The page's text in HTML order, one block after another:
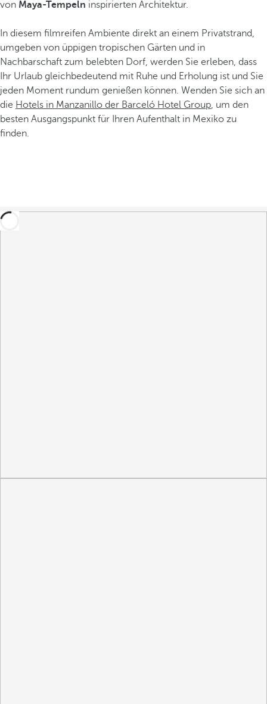
von Maya-Tempeln inspirierten Architektur.
In diesem filmreifen Ambiente direkt an einem Privatstrand,
umgeben von üppigen tropischen Gärten und in
Nachbarschaft zum belebten Dorf, werden Sie erleben, dass
Ihr Urlaub gleichbedeutend mit Ruhe und Erholung ist und Sie
jeden Moment rundum genießen können. Wenden Sie sich an
die Hotels in Manzanillo der Barceló Hotel Group, um den
besten Ausgangspunkt für Ihren Aufenthalt in Mexiko zu
finden.